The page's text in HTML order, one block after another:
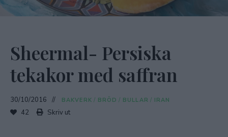
Sheermal- Persiska
tekakor med saffran
30/10/2016 BAKVERK / BRÖD / BULLAR / IRAN
42 Skriv ut